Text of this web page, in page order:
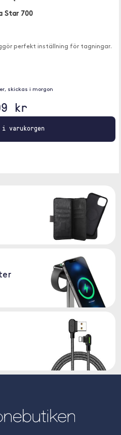
Star 700
perfekt inställning för tagningar.
skickas i morgon
kr
i varukorgen